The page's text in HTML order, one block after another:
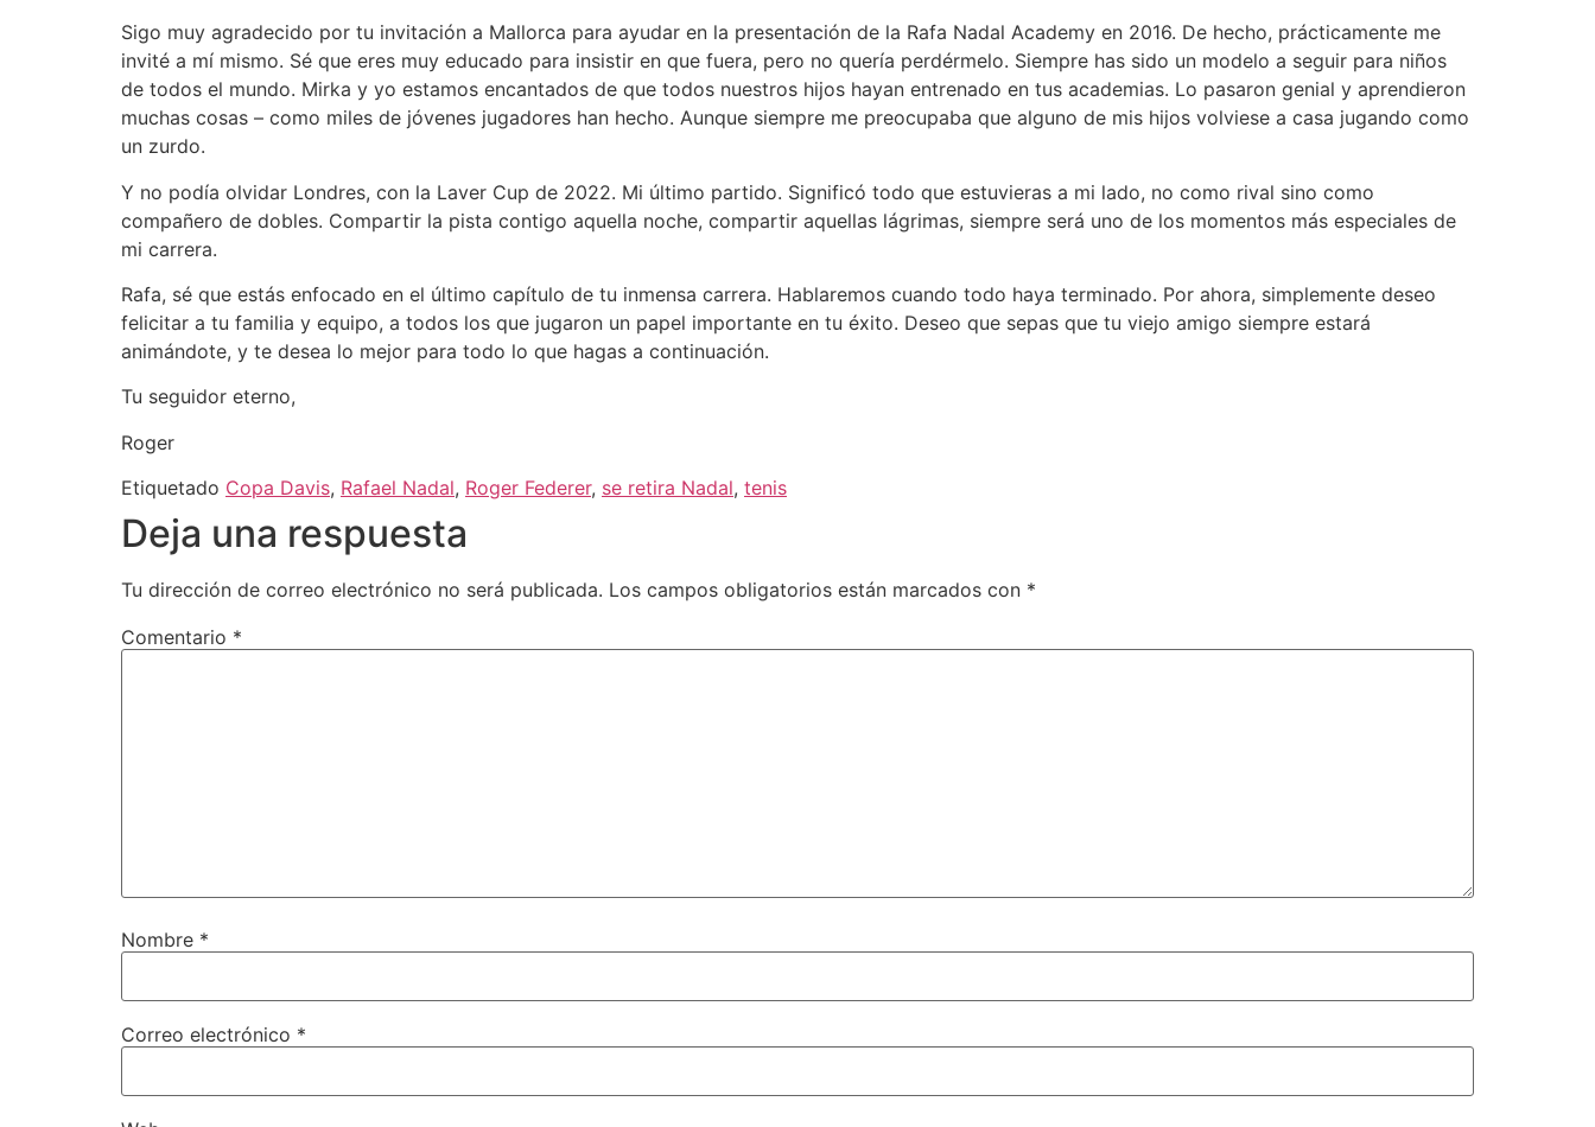
Sigo muy agradecido por tu invitación a Mallorca para ayudar en la presentación de la Rafa Nadal Academy en 2016. De hecho, prácticamente me
invité a mí mismo. Sé que eres muy educado para insistir en que fuera, pero no quería perdérmelo. Siempre has sido un modelo a seguir para niños
de todos el mundo. Mirka y yo estamos encantados de que todos nuestros hijos hayan entrenado en tus academias. Lo pasaron genial y aprendieron
muchas cosas – como miles de jóvenes jugadores han hecho. Aunque siempre me preocupaba que alguno de mis hijos volviese a casa jugando como
un zurdo.
Y no podía olvidar Londres, con la Laver Cup de 2022. Mi último partido. Significó todo que estuvieras a mi lado, no como rival sino como
compañero de dobles. Compartir la pista contigo aquella noche, compartir aquellas lágrimas, siempre será uno de los momentos más especiales de
mi carrera.
Rafa, sé que estás enfocado en el último capítulo de tu inmensa carrera. Hablaremos cuando todo haya terminado. Por ahora, simplemente deseo
felicitar a tu familia y equipo, a todos los que jugaron un papel importante en tu éxito. Deseo que sepas que tu viejo amigo siempre estará
animándote, y te desea lo mejor para todo lo que hagas a continuación.
Tu seguidor eterno,
Roger
Etiquetado Copa Davis, Rafael Nadal, Roger Federer, se retira Nadal, tenis
Deja una respuesta
Tu dirección de correo electrónico no será publicada. Los campos obligatorios están marcados con *
Comentario *
Nombre *
Correo electrónico *